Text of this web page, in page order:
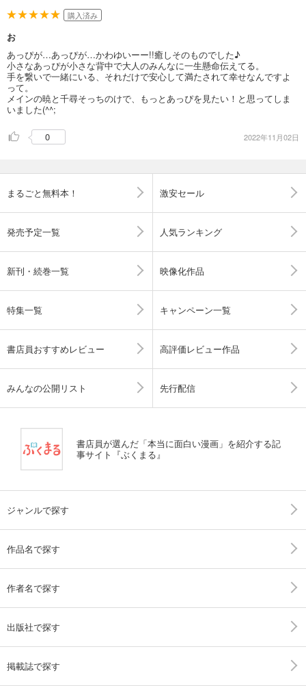
購入済み
お
あっぴが…あっぴが…かわゆいーー!!癒しそのものでした♪
小さなあっぴが小さな背中で大人のみんなに一生懸命伝えてる。
手を繋いで一緒にいる、それだけで安心して満たされて幸せなんですよ
って。
メインの暁と千尋そっちのけで、もっとあっぴを見たい！と思ってしま
いました(^^;
0 2022年11月02日
まるごと無料本！ 激安セール
発売予定一覧 人気ランキング
新刊・続巻一覧 映像化作品
特集一覧 キャンペーン一覧
書店員おすすめレビュー 高評価レビュー作品
みんなの公開リスト 先行配信
書店員が選んだ「本当に面白い漫画」を紹介する記
事サイト『ぶくまる』
ジャンルで探す
作品名で探す
作者名で探す
出版社で探す
掲載誌で探す